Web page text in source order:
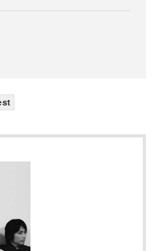
万円
遅くなったり、送付でき